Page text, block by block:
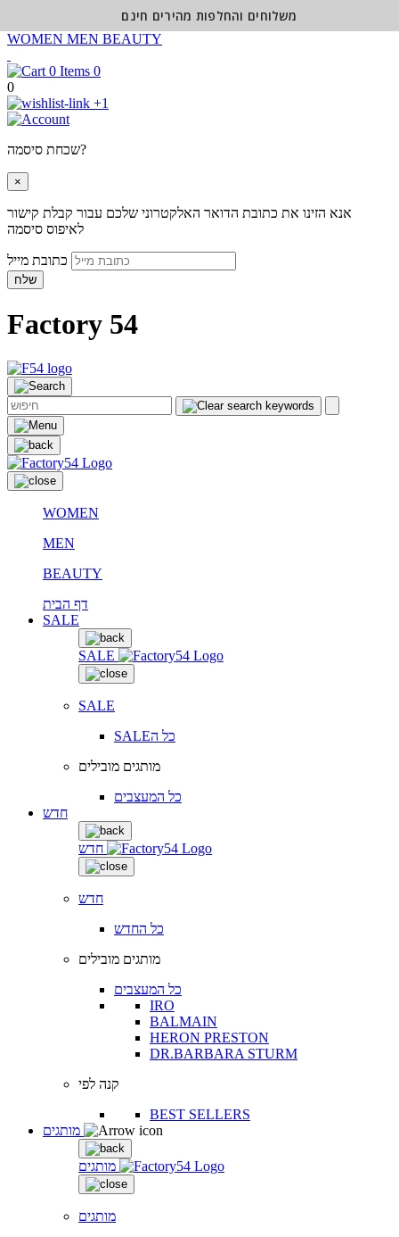
WOMEN MEN BEAUTY
0
0
+1
שכחת סיסמה?
×
אנא הזינו את כתובת הדואר האלקטרוני שלכם עבור קבלת קישור
לאיפוס סיסמה
שלח
Factory 54
WOMEN
MEN
BEAUTY
דף הבית
SALE
SALE
SALE
SALEכל ה
מותגים מובילים
כל המעצבים
חדש
חדש
חדש
כל החדש
מותגים מובילים
כל המעצבים
IRO
BALMAIN
HERON PRESTON
DR.BARBARA STURM
קנה לפי
BEST SELLERS
מותגים
מותגים
משלוחים והחלפות מהירים חינם